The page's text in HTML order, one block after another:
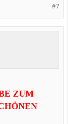
#7
ZUM